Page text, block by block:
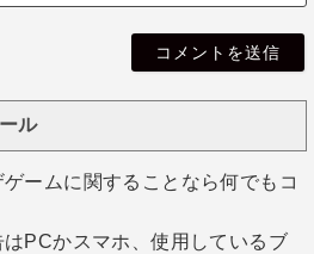
ル
ームに関することなら何でもコ
PCかスマホ、使用しているブ